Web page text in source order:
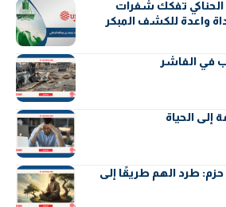
الحناكي تفكك شفرات
واعدة للكشف المبكر
في الفاشر
إلى الحياة
طرد الهم طريقًا إلى